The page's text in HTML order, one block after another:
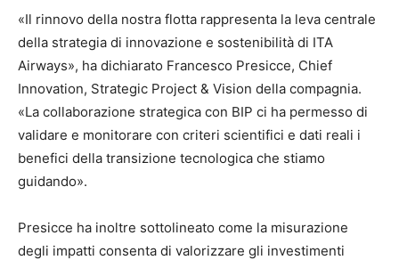
«Il rinnovo della nostra flotta rappresenta la leva centrale
della strategia di innovazione e sostenibilità di ITA
Airways», ha dichiarato Francesco Presicce, Chief
Innovation, Strategic Project & Vision della compagnia.
«La collaborazione strategica con BIP ci ha permesso di
validare e monitorare con criteri scientifici e dati reali i
benefici della transizione tecnologica che stiamo
guidando».
Presicce ha inoltre sottolineato come la misurazione
degli impatti consenta di valorizzare gli investimenti